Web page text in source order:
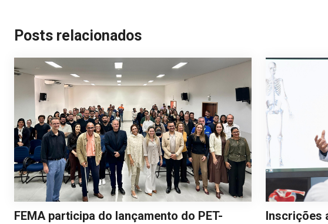
Posts relacionados
FEMA participa do lançamento do PET-
Inscrições